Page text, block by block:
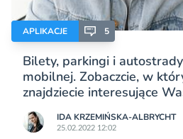
APLIKACJE 5
Bilety, parkingi i
mobilnej. Zobaczcie, w
znajdziecie interesujące
IDA KRZEMIŃSKA-ALBRYCHT
25.02.2022 12:02